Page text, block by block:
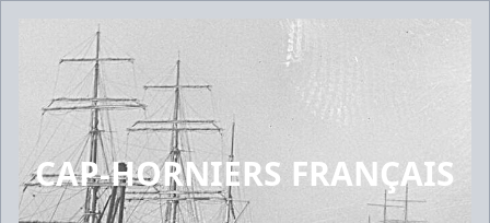
CAP-HORNIERS FRANÇAIS